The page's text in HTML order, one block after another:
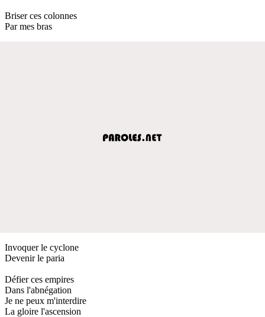
Briser ces colonnes
Par mes bras
Invoquer le cyclone
Devenir le paria
Défier ces empires
Dans l'abnégation
Je ne peux m'interdire
La gloire l'ascension